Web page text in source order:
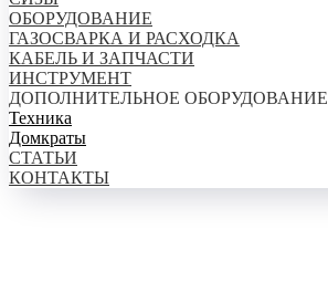
ОБОРУДОВАНИЕ
ГАЗОСВАРКА И РАСХОДКА
КАБЕЛЬ И ЗАПЧАСТИ
ИНСТРУМЕНТ
ДОПОЛНИТЕЛЬНОЕ ОБОРУДОВАНИЕ
Техника
Домкраты
СТАТЬИ
КОНТАКТЫ